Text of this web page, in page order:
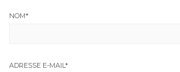
NOM*
ADRESSE E-MAIL*